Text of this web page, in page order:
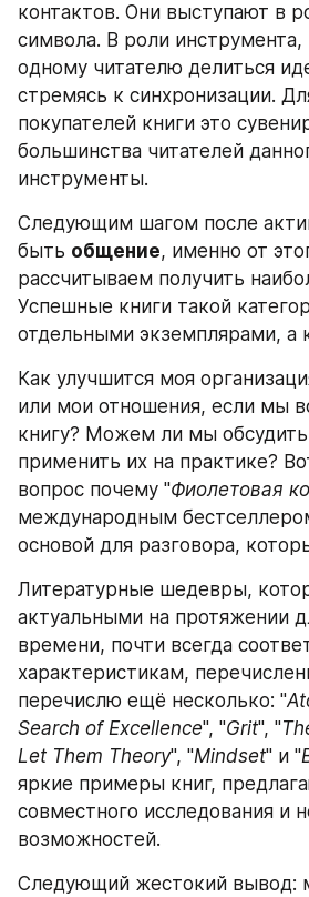
контактов. Они выступают в
символа. В роли
одному читателю делиться
стремясь к синхронизации.
покупателей книги это
большинства читателей
инструменты.
Следующим шагом после
быть общение, именно от
рассчитываем получить
Успешные книги такой
отдельными экземплярами, ​​а
Как улучшится моя
или мои отношения, если мы
книгу? Можем ли мы
применить их на практике?
вопрос почему "Фиолетовая
международным
основой для разговора,
Литературные шедевры,
актуальными на протяжении
времени, почти всегда
характеристикам,
перечислю ещё несколько: "
Search of Excellence", "Grit", "
Let Them Theory", "Mindset" и "
яркие примеры книг,
совместного исследования и
возможностей.
Следующий жестокий вывод: